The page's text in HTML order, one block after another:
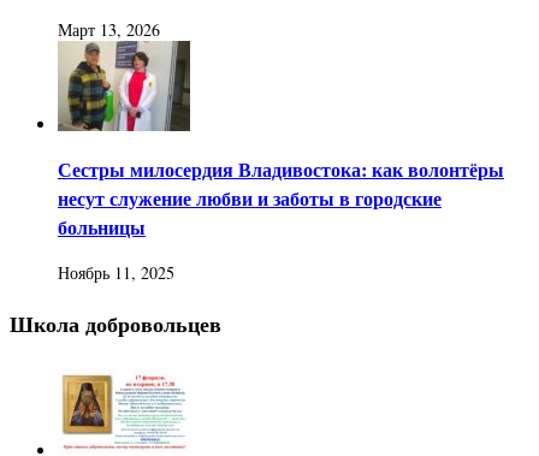
Март 13, 2026
Сестры милосердия Владивостока: как волонтёры
несут служение любви и заботы в городские
больницы
Ноябрь 11, 2025
Школа добровольцев